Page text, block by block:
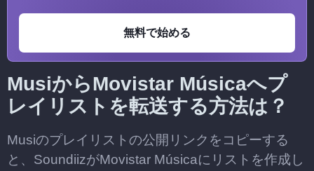
無料で始める
MusiからMovistar Músicaへプ
レイリストを転送する方法は？
Musiのプレイリストの公開リンクをコピーする
と、SoundiizがMovistar Músicaにリストを作成し